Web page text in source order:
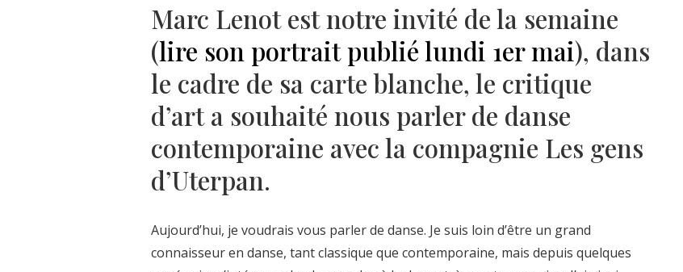
Marc Lenot est notre invité de la semaine
(lire son portrait publié lundi 1er mai), dans
le cadre de sa carte blanche, le critique
d’art a souhaité nous parler de danse
contemporaine avec la compagnie Les gens
d’Uterpan.
Aujourd’hui, je voudrais vous parler de danse. Je suis loin d’être un grand
connaisseur en danse, tant classique que contemporaine, mais depuis quelques